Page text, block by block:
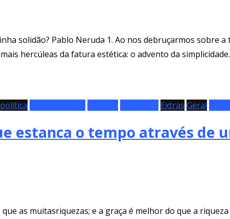
solidão? Pablo Neruda 1. Ao nos debruçarmos sobre
hercúleas da fatura estética: o advento da
Extras Geral
estanca o tempo através de
as muitasriquezas; e a graça é melhor do que a